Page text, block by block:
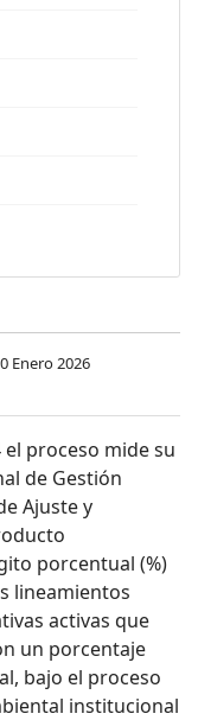
Enero 2026
proceso mide su
de Gestión
Ajuste y
porcentual (%)
lineamientos
activas que
un porcentaje
bajo el proceso
institucional